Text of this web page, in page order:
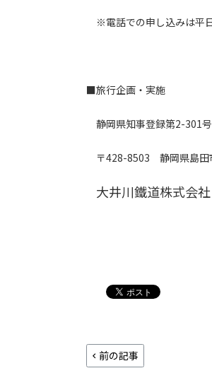
※電話での申し込みは平
■旅行企画・実施
静岡県知事登録第2-301
〒428-8503 静岡県島田
大井川鐵道株式会社
前の記事